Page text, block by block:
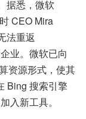
据悉，微软
CEO Mira
法重返
业。微软已向
资源形式，使其
Bing 搜索引擎
入新工具。